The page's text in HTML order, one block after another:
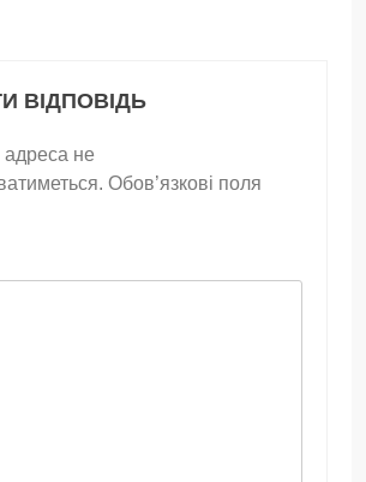
ВІДПОВІДЬ
не
Обов’язкові поля